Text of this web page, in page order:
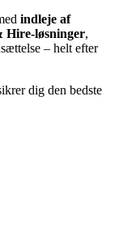
indleje af
Hire-løsninger,
– helt efter
dig den bedste